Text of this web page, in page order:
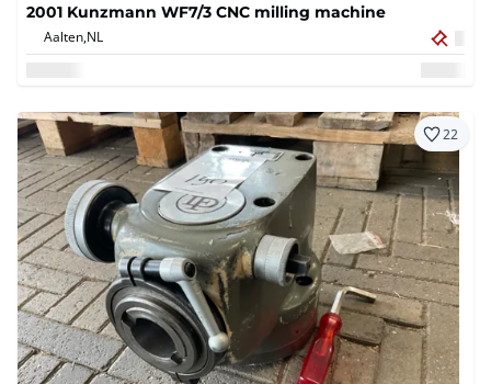
2001 Kunzmann WF7/3 CNC milling machine
Aalten,NL
22